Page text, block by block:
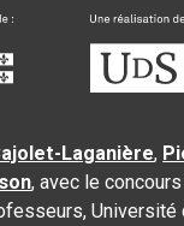
Laganière,
, avec le
Université